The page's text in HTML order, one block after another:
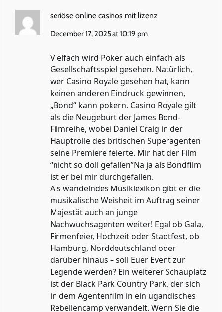
seriöse online casinos mit lizenz
December 17, 2025 at 10:19 pm
Vielfach wird Poker auch einfach als
Gesellschaftsspiel gesehen. Natürlich,
wer Casino Royale gesehen hat, kann
keinen anderen Eindruck gewinnen,
„Bond“ kann pokern. Casino Royale gilt
als die Neugeburt der James Bond-
Filmreihe, wobei Daniel Craig in der
Hauptrolle des britischen Superagenten
seine Premiere feierte. Mir hat der Film
“nicht so doll gefallen”Na ja als Bondfilm
ist er bei mir durchgefallen.
Als wandelndes Musiklexikon gibt er die
musikalische Weisheit im Auftrag seiner
Majestät auch an junge
Nachwuchsagenten weiter! Egal ob Gala,
Firmenfeier, Hochzeit oder Stadtfest, ob
Hamburg, Norddeutschland oder
darüber hinaus – soll Euer Event zur
Legende werden? Ein weit­er­er Schau­platz
ist der Black Park Coun­try Park, der sich
in dem Agen­ten­film in ein ugan­dis­ches
Rebel­len­camp ver­wan­delt. Wenn Sie die